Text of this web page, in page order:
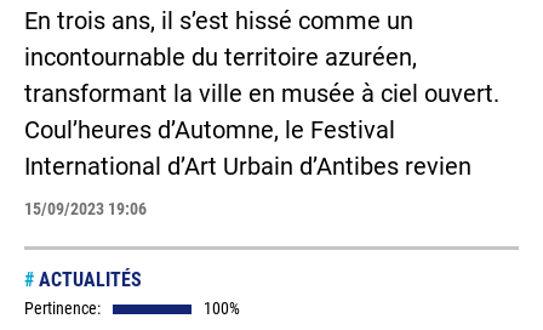
En trois ans, il s’est hissé comme un
incontournable du territoire azuréen,
transformant la ville en musée à ciel ouvert.
Coul’heures d’Automne, le Festival
International d’Art Urbain d’Antibes revien
15/09/2023 19:06
# ACTUALITÉS
Pertinence: 100%